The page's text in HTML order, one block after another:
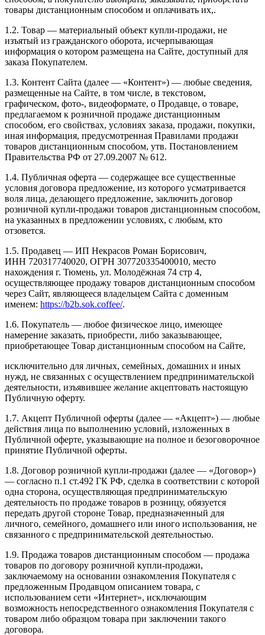
товары дистанционным способом и оплачивать их,.
1.2. Товар — материальный объект купли-продажи, не
изъятый из гражданского оборота, исчерпывающая
информация о котором размещена на Сайте, доступный для
заказа Покупателем.
1.3. Контент Сайта (далее — «Контент») — любые сведения,
размещенные на Сайте, в том числе, в текстовом,
графическом, фото-, видеоформате, о Продавце, о товаре,
предлагаемом к розничной продаже дистанционным
способом, его свойствах, условиях заказа, продажи, покупки,
иная информация, предусмотренная Правилами продажи
товаров дистанционным способом, утв. Постановлением
Правительства РФ от 27.09.2007 № 612.
1.4. Публичная оферта — содержащее все существенные
условия договора предложение, из которого усматривается
воля лица, делающего предложение, заключить договор
розничной купли-продажи товаров дистанционным способом,
на указанных в предложении условиях, с любым, кто
отзовется.
1.5. Продавец — ИП Некрасов Роман Борисович,
ИНН 720317740020, ОГРН 307720335400010, место
нахождения г. Тюмень, ул. Молодёжная 74 стр 4,
осуществляющее продажу товаров дистанционным способом
через Сайт, являющееся владельцем Сайта с доменным
именем: https://b2b.sok.coffee/.
1.6. Покупатель — любое физическое лицо, имеющее
намерение заказать, приобрести, либо заказывающее,
приобретающее Товар дистанционным способом на Сайте,
исключительно для личных, семейных, домашних и иных
нужд, не связанных с осуществлением предпринимательской
деятельности, изъявившее желание акцептовать настоящую
Публичную оферту.
1.7. Акцепт Публичной оферты (далее — «Акцепт») — любые
действия лица по выполнению условий, изложенных в
Публичной оферте, указывающие на полное и безоговорочное
принятие Публичной оферты.
1.8. Договор розничной купли-продажи (далее — «Договор»)
— согласно п.1 ст.492 ГК РФ, сделка в соответствии с которой
одна сторона, осуществляющая предпринимательскую
деятельность по продаже товаров в розницу, обязуется
передать другой стороне Товар, предназначенный для
личного, семейного, домашнего или иного использования, не
связанного с предпринимательской деятельностью.
1.9. Продажа товаров дистанционным способом — продажа
товаров по договору розничной купли-продажи,
заключаемому на основании ознакомления Покупателя с
предложенным Продавцом описанием товара, с
использованием сети «Интернет», исключающим
возможность непосредственного ознакомления Покупателя с
товаром либо образцом товара при заключении такого
договора.